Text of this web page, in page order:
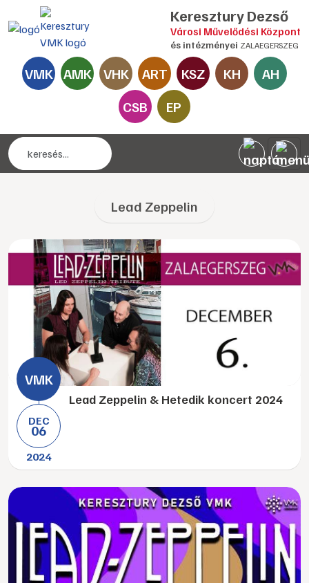
Keresztury Dezső
Városi Művelődési Központ
és intézményei ZALAEGERSZEG
VMK AMK VHK ART KSZ KH
AH
CSB
EP
Lead Zeppelin
DEC
06
2024
Lead Zeppelin & Hetedik koncert 2024